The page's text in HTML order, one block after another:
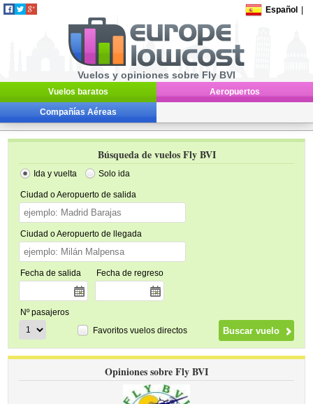
Español
Vuelos y opiniones sobre Fly BVI
Vuelos baratos Aeropuertos
Compañías Aéreas
Búsqueda de vuelos Fly BVI
Ida y vuelta Solo ida
Ciudad o Aeropuerto de salida
Ciudad o Aeropuerto de llegada
Fecha de salida Fecha de regreso
Nº pasajeros
Favoritos vuelos directos
Opiniones sobre Fly BVI